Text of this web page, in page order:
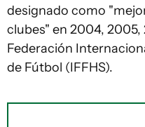
designado como
clubes" en 2004, 2005,
Federación
de Fútbol (IFFHS).